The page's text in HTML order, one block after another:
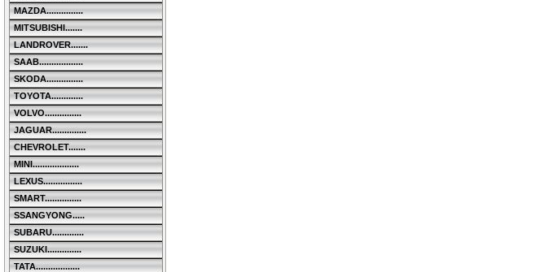
MAZDA...............
MITSUBISHI.......
LANDROVER.......
SAAB..................
SKODA...............
TOYOTA.............
VOLVO...............
JAGUAR..............
CHEVROLET.......
MINI...................
LEXUS................
SMART...............
SSANGYONG.....
SUBARU.............
SUZUKI..............
TATA..................